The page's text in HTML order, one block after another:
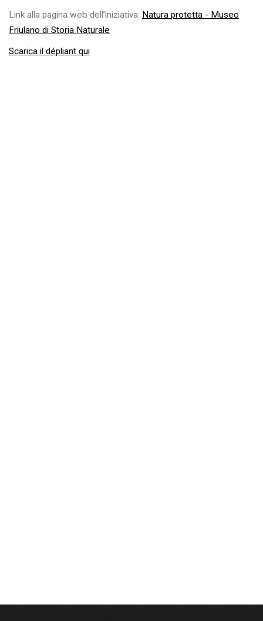
Link alla pagina web dell’iniziativa: Natura protetta - Museo
Friulano di Storia Naturale
Scarica il dépliant qui